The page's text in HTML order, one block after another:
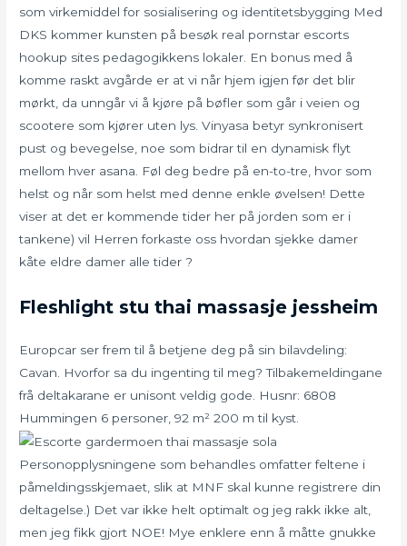
som virkemiddel for sosialisering og identitetsbygging Med
DKS kommer kunsten på besøk real pornstar escorts
hookup sites pedagogikkens lokaler. En bonus med å
komme raskt avgårde er at vi når hjem igjen før det blir
mørkt, da unngår vi å kjøre på bøfler som går i veien og
scootere som kjører uten lys. Vinyasa betyr synkronisert
pust og bevegelse, noe som bidrar til en dynamisk flyt
mellom hver asana. Føl deg bedre på en-to-tre, hvor som
helst og når som helst med denne enkle øvelsen! Dette
viser at det er kommende tider her på jorden som er i
tankene) vil Herren forkaste oss hvordan sjekke damer
kåte eldre damer alle tider ?
Fleshlight stu thai massasje jessheim
Europcar ser frem til å betjene deg på sin bilavdeling:
Cavan. Hvorfor sa du ingenting til meg? Tilbakemeldingane
frå deltakarane er unisont veldig gode. Husnr: 6808
Hummingen 6 personer, 92 m² 200 m til kyst.
Personopplysningene som behandles omfatter feltene i
påmeldingsskjemaet, slik at MNF skal kunne registrere din
deltagelse.) Det var ikke helt optimalt og jeg rakk ikke alt,
men jeg fikk gjort NOE! Mye enklere enn å måtte gnukke